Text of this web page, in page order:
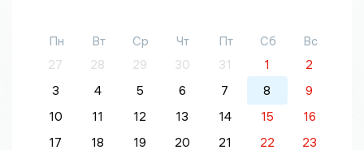
Пн Вт Ср Чт Пт Сб
Вс
27
28 29 30 31 1
2
3
4 5 6 7 8
9
10
11 12 13 14 15
16
17
18 19 20 21 22 23